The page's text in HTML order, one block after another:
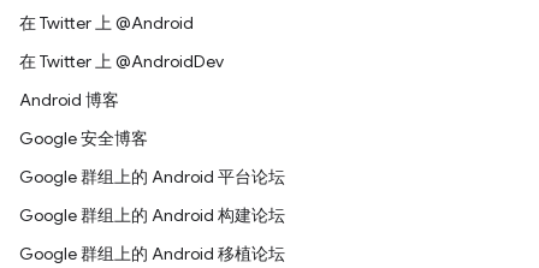
在 Twitter 上 @Android
在 Twitter 上 @AndroidDev
Android 博客
Google 安全博客
Google 群组上的 Android 平台论坛
Google 群组上的 Android 构建论坛
Google 群组上的 Android 移植论坛